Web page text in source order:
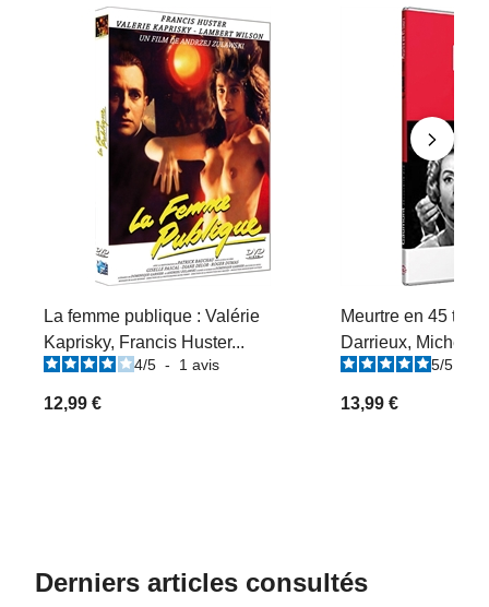
La femme publique : Valérie
Kaprisky, Francis Huster...
4/5 - 1 avis
12,99 €
Meurtre en 45
Darrieux, Michel
5/5
13,99 €
Derniers articles consultés